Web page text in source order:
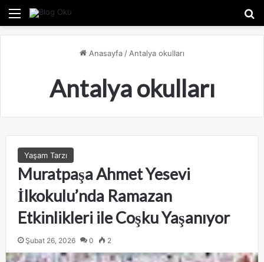
Menü
Anasayfa / Antalya okulları
Antalya okulları
Yaşam Tarzı
Muratpaşa Ahmet Yesevi
İlkokulu’nda Ramazan
Etkinlikleri ile Coşku Yaşanıyor
Şubat 26, 2026 0 2